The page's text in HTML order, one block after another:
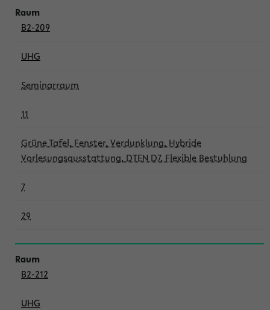
B2-209
UHG
Seminarraum
11
Grüne Tafel, Fenster, Verdunklung, Hybride
Vorlesungsausstattung, DTEN D7, Flexible Bestuhlung
7
29
B2-212
UHG